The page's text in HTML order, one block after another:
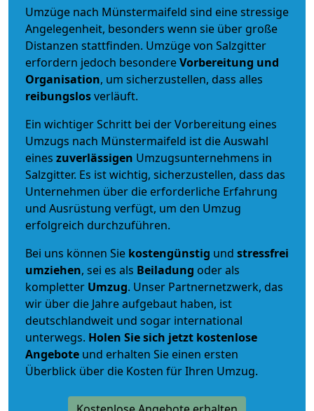
Umzüge nach Münstermaifeld sind eine stressige
Angelegenheit, besonders wenn sie über große
Distanzen stattfinden. Umzüge von Salzgitter
erfordern jedoch besondereVorbereitung und
Organisation, um sicherzustellen, dass alles
reibungslosverläuft.
Ein wichtiger Schritt bei der Vorbereitung eines
Umzugs nach Münstermaifeld ist die Auswahl
eines zuverlässigen Umzugsunternehmens in
Salzgitter. Es ist wichtig, sicherzustellen, dass das
Unternehmen über die erforderliche Erfahrung
und Ausrüstung verfügt, um den Umzug
erfolgreich durchzuführen.
Bei uns können Sie kostengünstig und stressfrei
umziehen, sei es als Beiladung oder als
kompletter Umzug. Unser Partnernetzwerk, das
wir über die Jahre aufgebaut haben, ist
deutschlandweit und sogar international
unterwegs. Holen Sie sich jetzt kostenlose
Angebote und erhalten Sie einen ersten
Überblick über die Kosten für Ihren Umzug.